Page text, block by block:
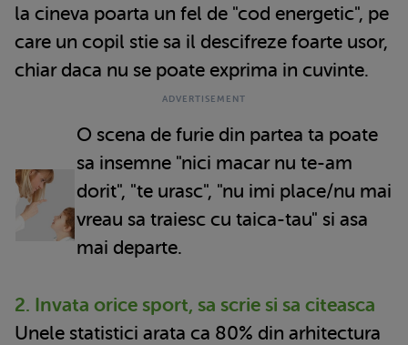
la cineva poarta un fel de "cod energetic", pe
care un copil stie sa il descifreze foarte usor,
chiar daca nu se poate exprima in cuvinte.
O scena de furie din partea ta poate
sa insemne "nici macar nu te-am
dorit", "te urasc", "nu imi place/nu mai
vreau sa traiesc cu taica-tau" si asa
mai departe.
2. Invata orice sport, sa scrie si sa citeasca
Unele statistici arata ca 80% din arhitectura